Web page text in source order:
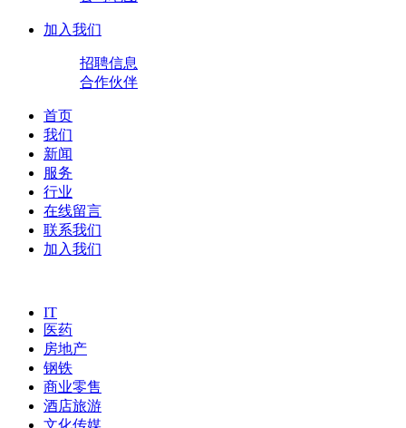
加入我们
招聘信息
合作伙伴
首页
我们
新闻
服务
行业
在线留言
联系我们
加入我们
IT
医药
房地产
钢铁
商业零售
酒店旅游
文化传媒